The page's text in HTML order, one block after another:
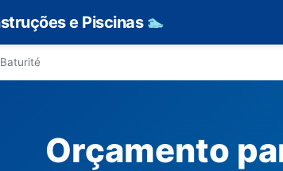
e Piscinas 🏊
Baturité
Orçamento